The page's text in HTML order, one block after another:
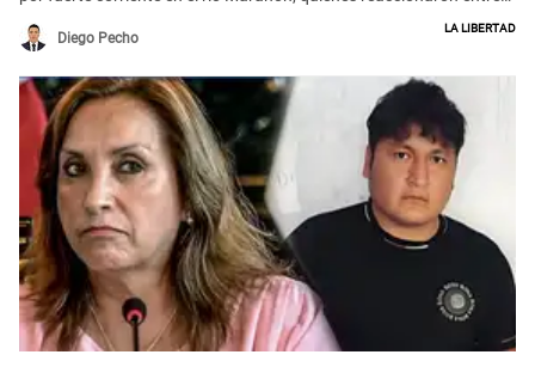
Diego Pecho
La Libertad